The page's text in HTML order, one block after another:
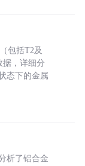
包括T2及
据，详细分
态下的金属
析了铝合金